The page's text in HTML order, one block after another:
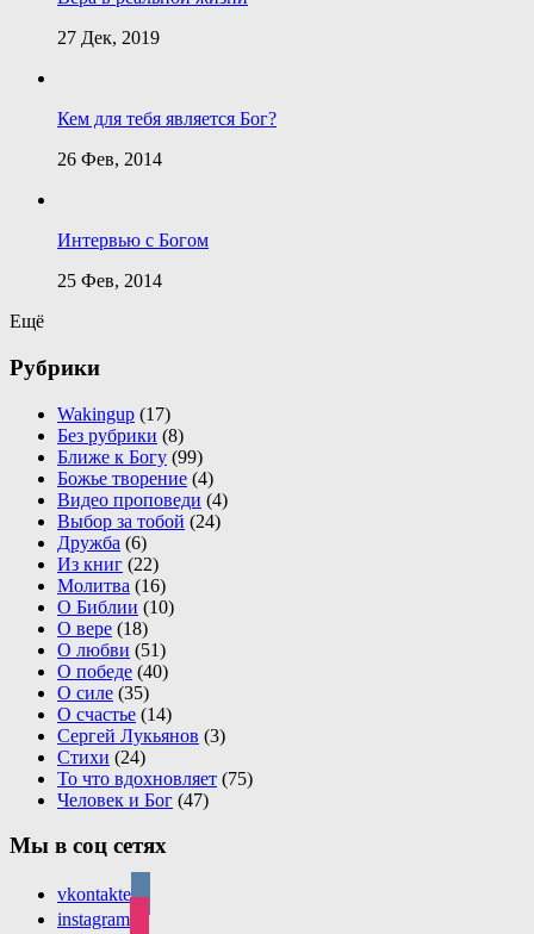
27 Дек, 2019
Кем для тебя является Бог?
26 Фев, 2014
Интервью с Богом
25 Фев, 2014
Ещё
Рубрики
Wakingup (17)
Без рубрики (8)
Ближе к Богу (99)
Божье творение (4)
Видео проповеди (4)
Выбор за тобой (24)
Дружба (6)
Из книг (22)
Молитва (16)
О Библии (10)
О вере (18)
О любви (51)
О победе (40)
О силе (35)
О счастье (14)
Сергей Лукьянов (3)
Стихи (24)
То что вдохновляет (75)
Человек и Бог (47)
Мы в соц сетях
vkontakte
instagram